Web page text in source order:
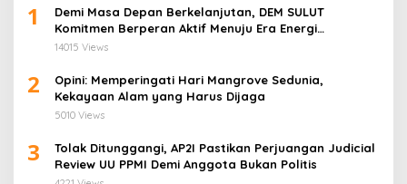
1
Demi Masa Depan Berkelanjutan, DEM SULUT
Komitmen Berperan Aktif Menuju Era Energi
Terbarukan di Sulawesi Utara
14015 Views
2
Opini: Memperingati Hari Mangrove Sedunia,
Kekayaan Alam yang Harus Dijaga
5010 Views
3
Tolak Ditunggangi, AP2I Pastikan Perjuangan Judicial
Review UU PPMI Demi Anggota Bukan Politis